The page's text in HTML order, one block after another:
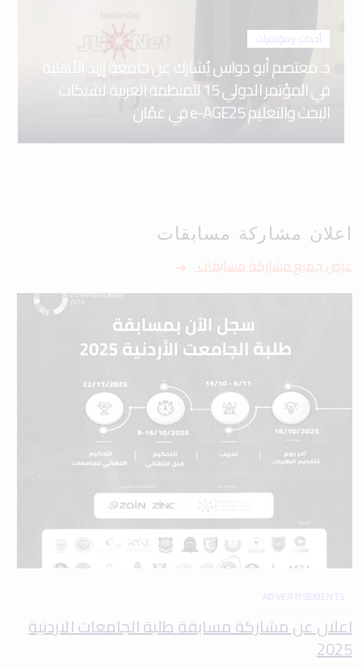
أحداث ومؤتمرات
د. معتصم أبو دواس يُشارك عن جامعة إربد الأهلية
في المؤتمر الدولي 15 للمنظمة العربية لشبكات
البحث والتعليم e-AGE25 في عمّان
اعلان مشاركة مسابقات
عرض جميع مشاركة مسابقات
ADVERTISEMENTS
اعلان عن مشاركة مسابقة طلبة الجامعات الاردنية
2025